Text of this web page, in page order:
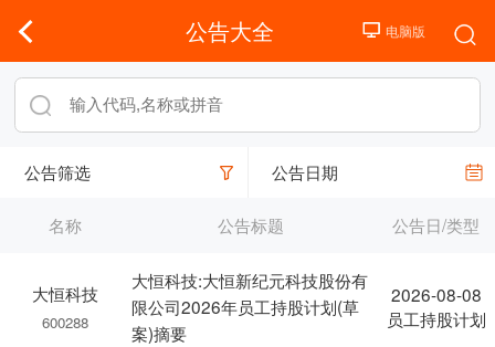
公告大全
公告筛选 公告日期
名称 公告标题 公告日/类型
大恒科技
600288
大恒科技:大恒新纪元科技股份有
限公司2026年员工持股计划(草
案)摘要
2026-08-08
员工持股计划